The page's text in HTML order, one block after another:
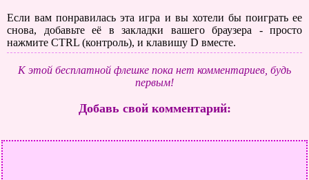
Если вам понравилась эта игра и вы хотели бы поиграть ее
снова, добавьте её в закладки вашего браузера - просто
нажмите CTRL (контроль), и клавишу D вместе.
К этой бесплатной флешке пока нет комментариев, будь
первым!
Добавь свой комментарий: